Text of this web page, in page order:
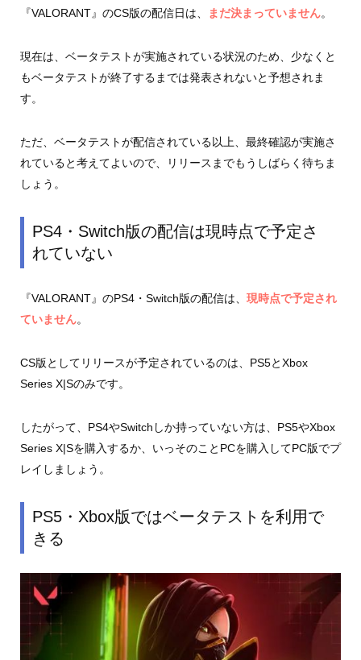
『VALORANT』のCS版の配信日は、 まだ決まっていません。
現在は、ベータテストが実施されている状況のため、少なくと
もベータテストが終了するまでは発表されないと予想されま
す。
ただ、ベータテストが配信されている以上、最終確認が実施さ
れていると考えてよいので、リリースまでもうしばらく待ちま
しょう。
PS4・Switch版の配信は現時点で予定さ
れていない
『VALORANT』のPS4・Switch版の配信は、 現時点で予定され
ていません。
CS版としてリリースが予定されているのは、PS5とXbox
Series X|Sのみです。
したがって、PS4やSwitchしか持っていない方は、PS5やXbox
Series X|Sを購入するか、いっそのことPCを購入してPC版でプ
レイしましょう。
PS5・Xbox版ではベータテストを利用で
きる